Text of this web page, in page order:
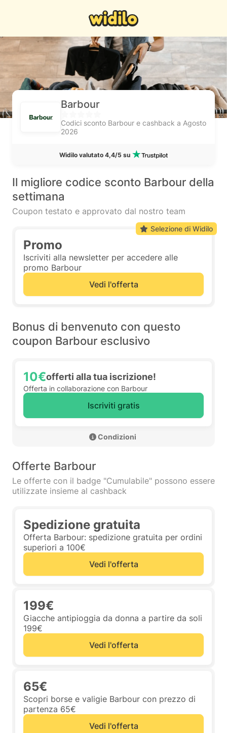
Barbour
Codici sconto Barbour e cashback a Agosto
2026
Widilo valutato 4,4/5 su
Il migliore codice sconto Barbour della
settimana
Coupon testato e approvato dal nostro team
Promo
Iscriviti alla newsletter per accedere alle
promo Barbour
Vedi l'offerta
Selezione di Widilo
Bonus di benvenuto con questo
coupon Barbour esclusivo
10€offerti alla tua iscrizione!
Offerta in collaborazione con Barbour
Iscriviti gratis
Offerte Barbour
Le offerte con il badge "Cumulabile" possono essere
utilizzate insieme al cashback
Spedizione gratuita
Offerta Barbour: spedizione gratuita per ordini
superiori a 100€
Vedi l'offerta
199€
Giacche antipioggia da donna a partire da soli
199€
Vedi l'offerta
65€
Scopri borse e valigie Barbour con prezzo di
partenza 65€
Vedi l'offerta